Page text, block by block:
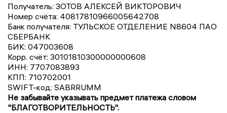
Получатель: ЗОТОВ АЛЕКСЕЙ ВИКТОРОВИЧ
Номер счёта: 40817810966005642708
Банк получателя: ТУЛЬСКОЕ ОТДЕЛЕНИЕ N8604 ПАО
СБЕРБАНК
БИК: 047003608
Корр. счёт: 30101810300000000608
ИНН: 7707083893
КПП: 710702001
SWIFT-код: SABRRUMM
Не забывайте указывать предмет платежа словом
"БЛАГОТВОРИТЕЛЬНОСТЬ".